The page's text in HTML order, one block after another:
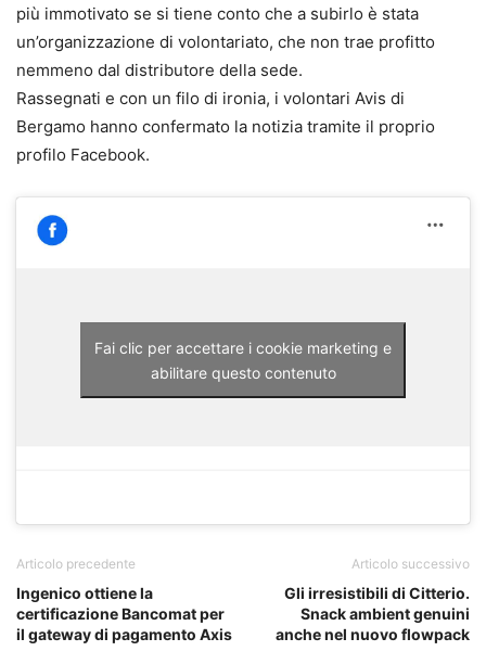
più immotivato se si tiene conto che a subirlo è stata
un’organizzazione di volontariato, che non trae profitto
nemmeno dal distributore della sede.
Rassegnati e con un filo di ironia, i volontari Avis di
Bergamo hanno confermato la notizia tramite il proprio
profilo Facebook.
Fai clic per accettare i cookie marketing e
abilitare questo contenuto
Articolo precedente
Ingenico ottiene la
certificazione Bancomat per
il gateway di pagamento Axis
Articolo successivo
Gli irresistibili di Citterio.
Snack ambient genuini
anche nel nuovo flowpack